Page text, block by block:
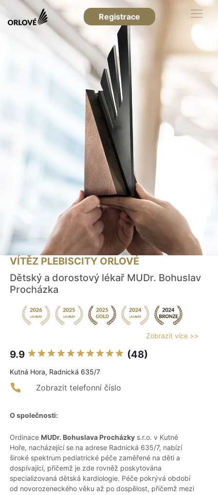
Registrace
VÍTĚZ PLEBISCITY ORLOVÉ
Dětský a dorostový lékař MUDr. Bohuslav
Procházka
Zobrazit více >>
9.9 (48)
Kutná Hora, Radnická 635/7
Zobrazit telefonní číslo
O společnosti:
Ordinace MUDr. Bohuslava Procházky s.r.o. v Kutné
Hoře, nacházející se na adrese Radnická 635/7, nabízí
široké spektrum pediatrické péče zaměřené na děti a
dospívající, přičemž je zde rovněž poskytována
specializovaná dětská kardiologie. Péče pokrývá období
od novorozeneckého věku až po dospělost, přičemž mezi